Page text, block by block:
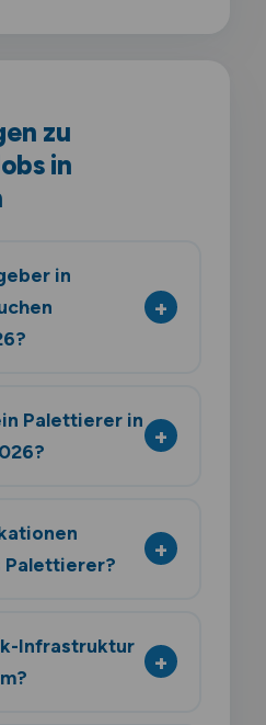
zu
in
in
Palettierer in
Palettierer?
Infrastruktur